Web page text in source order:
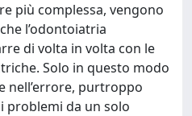
più complessa, vengono
l’odontoiatria
di volta in volta con le
Solo in questo modo
nell’errore, purtroppo
problemi da un solo